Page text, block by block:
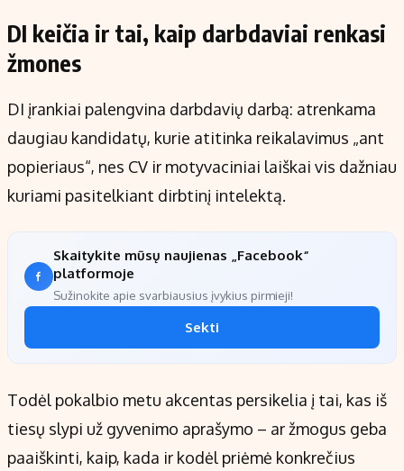
DI keičia ir tai, kaip darbdaviai renkasi
žmones
DI įrankiai palengvina darbdavių darbą: atrenkama
daugiau kandidatų, kurie atitinka reikalavimus „ant
popieriaus“, nes CV ir motyvaciniai laiškai vis dažniau
kuriami pasitelkiant dirbtinį intelektą.
Skaitykite mūsų naujienas „Facebook“
platformoje
Sužinokite apie svarbiausius įvykius pirmieji!
Sekti
Todėl pokalbio metu akcentas persikelia į tai, kas iš
tiesų slypi už gyvenimo aprašymo – ar žmogus geba
paaiškinti, kaip, kada ir kodėl priėmė konkrečius